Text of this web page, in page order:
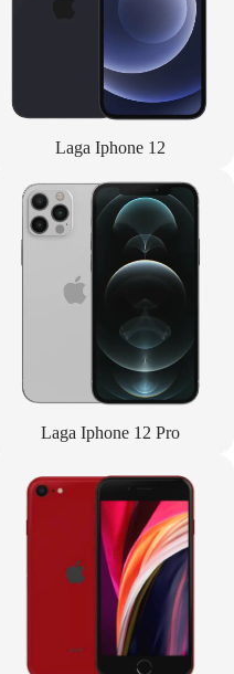
Laga Iphone 12
Laga Iphone 12 Pro